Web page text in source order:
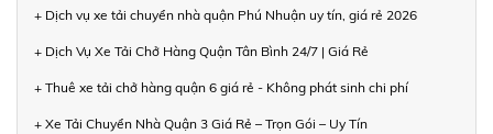
+ Dịch vụ xe tải chuyển nhà quận Phú Nhuận uy tín, giá rẻ 2026
+ Dịch Vụ Xe Tải Chở Hàng Quận Tân Bình 24/7 | Giá Rẻ
+ Thuê xe tải chở hàng quận 6 giá rẻ - Không phát sinh chi phí
+ Xe Tải Chuyển Nhà Quận 3 Giá Rẻ – Trọn Gói – Uy Tín